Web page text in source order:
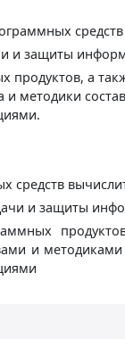
и защиты
а
методики
средств
и защиты
и